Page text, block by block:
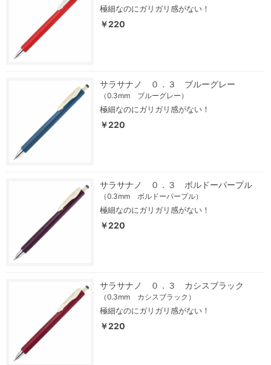
極細なのにガリガリ感がない！
￥220
サラサナノ ０．３ ブルーグレー
（0.3mm ブルーグレー）
極細なのにガリガリ感がない！
￥220
サラサナノ ０．３ ボルドーパープル
（0.3mm ボルドーパープル）
極細なのにガリガリ感がない！
￥220
サラサナノ ０．３ カシスブラック
（0.3mm カシスブラック）
極細なのにガリガリ感がない！
￥220